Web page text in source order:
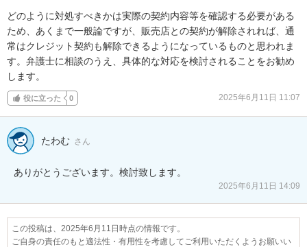
どのように対処すべきかは実際の契約内容等を確認する必要がある
ため、あくまで一般論ですが、販売店との契約が解除されれば、通
常はクレジット契約も解除できるようになっているものと思われま
す。弁護士に相談のうえ、具体的な対応を検討されることをお勧め
します。
役に立った 0 2025年6月11日 11:07
たわむ さん
ありがとうございます。検討致します。
2025年6月11日 14:09
この投稿は、2025年6月11日時点の情報です。
ご自身の責任のもと適法性・有用性を考慮してご利用いただくようお願いい